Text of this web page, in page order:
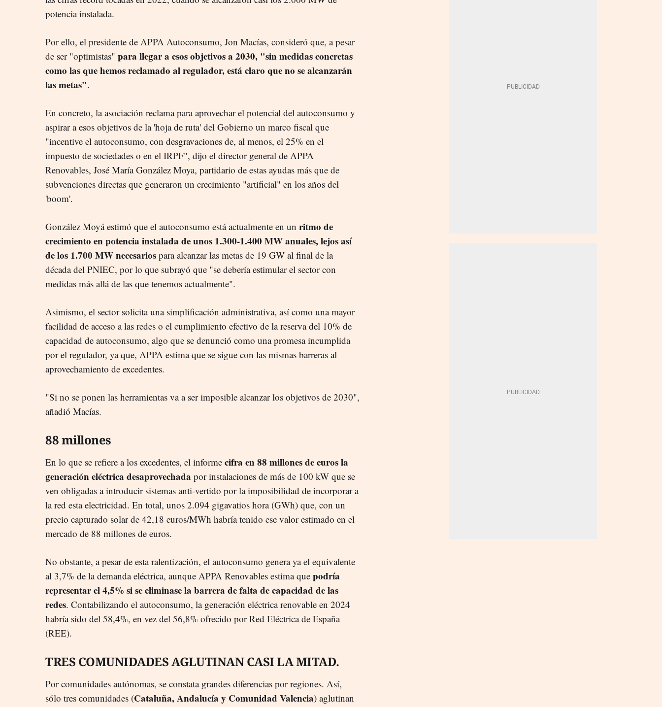
potencia instalada.
Por ello, el presidente de APPA Autoconsumo, Jon Macías, consideró que, a pesar
de ser "optimistas" para llegar a esos objetivos a 2030, "sin medidas concretas
como las que hemos reclamado al regulador, está claro que no se alcanzarán
las metas".
En concreto, la asociación reclama para aprovechar el potencial del autoconsumo y
aspirar a esos objetivos de la 'hoja de ruta' del Gobierno un marco fiscal que
"incentive el autoconsumo, con desgravaciones de, al menos, el 25% en el
impuesto de sociedades o en el IRPF", dijo el director general de APPA
Renovables, José María González Moya, partidario de estas ayudas más que de
subvenciones directas que generaron un crecimiento "artificial" en los años del
'boom'.
González Moyá estimó que el autoconsumo está actualmente en un ritmo de
crecimiento en potencia instalada de unos 1.300-1.400 MW anuales, lejos así
de los 1.700 MW necesarios para alcanzar las metas de 19 GW al final de la
década del PNIEC, por lo que subrayó que "se debería estimular el sector con
medidas más allá de las que tenemos actualmente".
Asimismo, el sector solicita una simplificación administrativa, así como una mayor
facilidad de acceso a las redes o el cumplimiento efectivo de la reserva del 10% de
capacidad de autoconsumo, algo que se denunció como una promesa incumplida
por el regulador, ya que, APPA estima que se sigue con las mismas barreras al
aprovechamiento de excedentes.
"Si no se ponen las herramientas va a ser imposible alcanzar los objetivos de 2030",
añadió Macías.
88 millones
En lo que se refiere a los excedentes, el informe cifra en 88 millones de euros la
generación eléctrica desaprovechada por instalaciones de más de 100 kW que se
ven obligadas a introducir sistemas anti-vertido por la imposibilidad de incorporar a
la red esta electricidad. En total, unos 2.094 gigavatios hora (GWh) que, con un
precio capturado solar de 42,18 euros/MWh habría tenido ese valor estimado en el
mercado de 88 millones de euros.
No obstante, a pesar de esta ralentización, el autoconsumo genera ya el equivalente
al 3,7% de la demanda eléctrica, aunque APPA Renovables estima que podría
representar el 4,5% si se eliminase la barrera de falta de capacidad de las
redes. Contabilizando el autoconsumo, la generación eléctrica renovable en 2024
habría sido del 58,4%, en vez del 56,8% ofrecido por Red Eléctrica de España
(REE).
TRES COMUNIDADES AGLUTINAN CASI LA MITAD.
Por comunidades autónomas, se constata grandes diferencias por regiones. Así,
sólo tres comunidades (Cataluña, Andalucía y Comunidad Valencia) aglutinan